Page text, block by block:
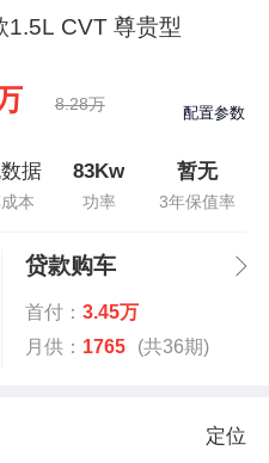
1.5L CVT 尊贵型
8.28万 配置参数
据
本
83Kw
功率
暂无
3年保值率
贷款购车
首付： 3.45万
月供： 1765 (共36期)
定位